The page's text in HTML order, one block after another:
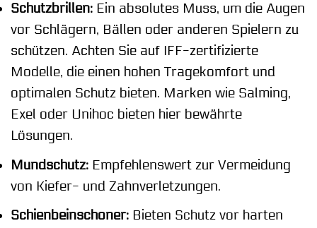
Schutzbrillen: Ein absolutes Muss, um die Augen
vor Schlägern, Bällen oder anderen Spielern zu
schützen. Achten Sie auf IFF-zertifizierte
Modelle, die einen hohen Tragekomfort und
optimalen Schutz bieten. Marken wie Salming,
Exel oder Unihoc bieten hier bewährte
Lösungen.
Mundschutz: Empfehlenswert zur Vermeidung
von Kiefer- und Zahnverletzungen.
Schienbeinschoner: Bieten Schutz vor harten